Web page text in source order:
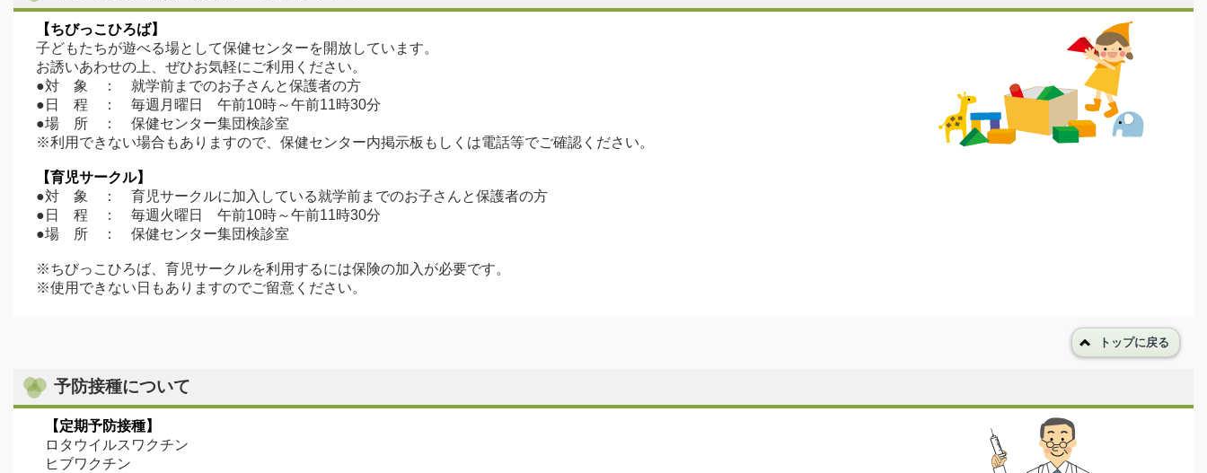
【ちびっこひろば】
子どもたちが遊べる場として保健センターを開放しています。
お誘いあわせの上、ぜひお気軽にご利用ください。
●対 象 ： 就学前までのお子さんと保護者の方
●日 程 ： 毎週月曜日 午前10時～午前11時30分
●場 所 ： 保健センター集団検診室
※利用できない場合もありますので、保健センター内掲示板もしくは電話等でご確認ください。
【育児サークル】
●対 象 ： 育児サークルに加入している就学前までのお子さんと保護者の方
●日 程 ： 毎週火曜日 午前10時～午前11時30分
●場 所 ： 保健センター集団検診室
※ちびっこひろば、育児サークルを利用するには保険の加入が必要です。
※使用できない日もありますのでご留意ください。
トップに戻る
予防接種について
【定期予防接種】
ロタウイルスワクチン
ヒブワクチン